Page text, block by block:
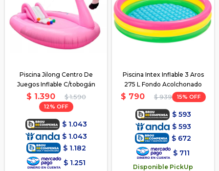
Piscina Jilong Centro De
Juegos Inflable C/tobogán
$ 1.390 $ 1.590
12
$ 1.043
$ 1.043
$ 1.182
$ 1.251
Piscina Intex Inflable 3 Aros
275 L Fondo Acolchonado
$ 790 $ 939 15
$ 593
$ 593
$ 672
$ 711
Disponible PickUp